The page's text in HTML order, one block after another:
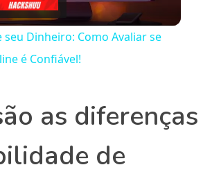
Video
seu Dinheiro: Como Avaliar se
é Confiável!
as diferenças
de